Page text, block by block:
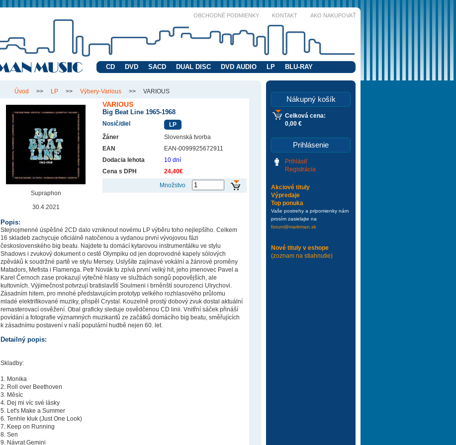
OBCHODNÉ PODMIENKY KONTAKT AKO NAKUPOVAŤ
CD DVD SACD DUAL DISC DVD AUDIO LP BLU-RAY
Úvod >> LP >> Výbery-Various >> VARIOUS
Supraphon
30.4.2021
VARIOUS
Big Beat Line 1965-1968
Nosič/diel
LP
Žáner
Slovenská tvorba
EAN
EAN-0099925672911
Dodacia lehota
10 dní
Cena s DPH
24,40€
Množstvo
Popis:
Stejnojmenné úspěšné 2CD dalo vzniknout novému LP výběru toho nejlepšího. Celkem
16 skladeb zachycuje oficiálně natočenou a vydanou první vývojovou fázi
československého big beatu. Najdete tu domácí kytarovou instrumentálku ve stylu
Shadows i zvukový dokument o cestě Olympiku od jen doprovodné kapely sólových
zpěváků k soudržné partě ve stylu Mersey. Uslyšíte zajímavé vokální a žánrové proměny
Matadors, Mefista i Flamenga. Petr Novák tu zpívá první velký hit, jeho jmenovec Pavel a
Karel Černoch zase prokazují výtečné hlasy ve službách songů popovějších, ale
kultovních. Výjimečnost potvrzují bratislavští Soulmeni i brněnští sourozenci Ulrychovi.
Zásadním hitem, pro mnohé představujícím prototyp velkého rozhlasového průlomu
mladé elektrifikované muziky, přispěl Crystal. Kouzelně prostý dobový zvuk dostal aktuální
remasterovací osvěžení. Obal graficky sleduje osvědčenou CD linii. Vnitřní sáček přináší
povídání a fotografie významných muzikantů ze začátků domácího big beatu, směřujících
k zásadnímu postavení v naší populární hudbě nejen 60. let.
Detailný popis:
Skladby:
1. Monika
2. Roll over Beethoven
3. Měsíc
4. Dej mi víc své lásky
5. Let's Make a Summer
6. Tenhle kluk (Just One Look)
7. Keep on Running
8. Sen
9. Návrat Gemini
Nákupný košík
Celková cena:
0,00 €
Prihlásenie
Prihlásiť
Registrácia
Akciové tituly
Výpredaje
Top ponuka
Vaše postrehy a pripomienky nám
prosím zasielajte na
forum@markman.sk
Nové tituly v eshope
(zoznam na stiahnutie)